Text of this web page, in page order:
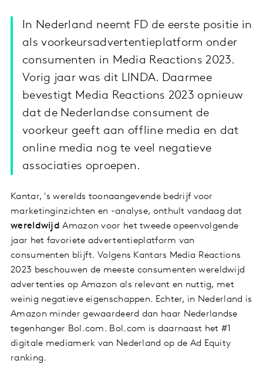
In Nederland neemt FD de eerste positie in
als voorkeursadvertentieplatform onder
consumenten in Media Reactions 2023.
Vorig jaar was dit LINDA. Daarmee
bevestigt Media Reactions 2023 opnieuw
dat de Nederlandse consument de
voorkeur geeft aan offline media en dat
online media nog te veel negatieve
associaties oproepen.
Kantar, 's werelds toonaangevende bedrijf voor
marketinginzichten en -analyse, onthult vandaag dat
wereldwijd Amazon voor het tweede opeenvolgende
jaar het favoriete advertentieplatform van
consumenten blijft. Volgens Kantars Media Reactions
2023 beschouwen de meeste consumenten wereldwijd
advertenties op Amazon als relevant en nuttig, met
weinig negatieve eigenschappen. Echter, in Nederland is
Amazon minder gewaardeerd dan haar Nederlandse
tegenhanger Bol.com. Bol.com is daarnaast het #1
digitale mediamerk van Nederland op de Ad Equity
ranking.